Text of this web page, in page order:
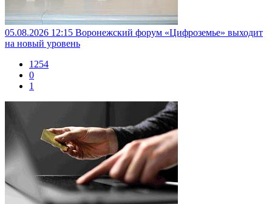
05.08.2026 12:15 Воронежский форум «Цифроземье» выходит
на новый уровень
1254
0
1